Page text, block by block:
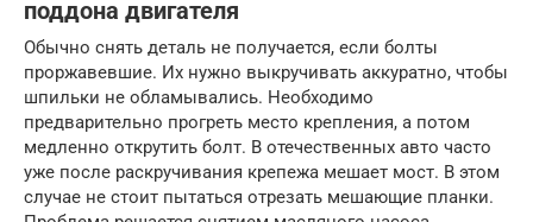
поддона двигателя
Обычно снять деталь не получается, если болты
проржавевшие. Их нужно выкручивать аккуратно, чтобы
шпильки не обламывались. Необходимо
предварительно прогреть место крепления, а потом
медленно открутить болт. В отечественных авто часто
уже после раскручивания крепежа мешает мост. В этом
случае не стоит пытаться отрезать мешающие планки.